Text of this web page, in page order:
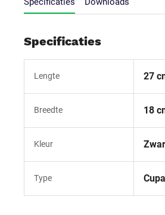
Specificaties
Lengte 27
Breedte 18
Kleur
Type